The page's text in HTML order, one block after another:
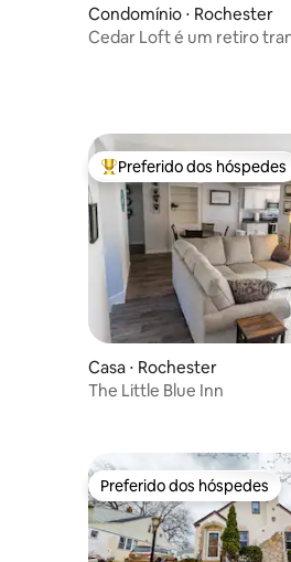
Condomínio ⋅ Rochester
Cedar Loft é um retiro
Entre os melhores
Preferido dos hóspedes
Casa ⋅ Rochester
The Little Blue Inn
Preferido dos hóspedes
Preferido dos hóspedes